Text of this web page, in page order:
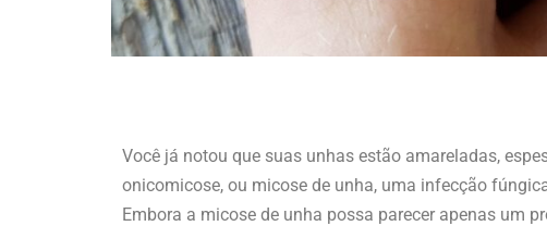
Você já notou que suas unhas estão amareladas,
onicomicose, ou micose de unha, uma infecção
Embora a micose de unha possa parecer apenas um